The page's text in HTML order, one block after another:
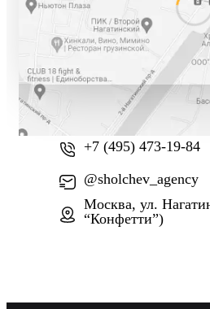
+7 (800) 777-61-74
+7 (495) 473-19-84
@sholchev_agency
Москва, ул.
“Конфетти”)